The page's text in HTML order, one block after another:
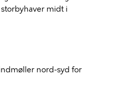
midt i
nord-syd for